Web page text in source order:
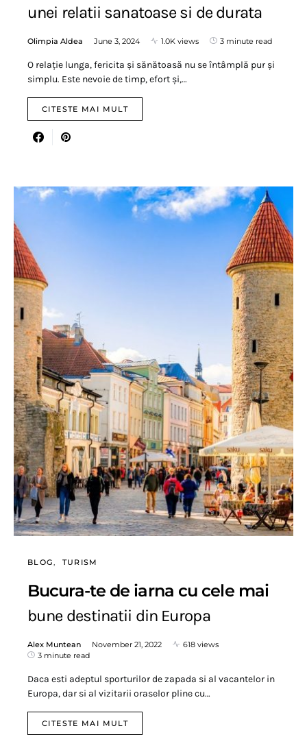
unei relatii sanatoase si de durata
Olimpia Aldea June 3, 2024 1.0K views 3 minute read
O relație lunga, fericita și sănătoasă nu se întâmplă pur și
simplu. Este nevoie de timp, efort și,…
CITESTE MAI MULT
BLOG TURISM
Bucura-te de iarna cu cele mai
bune destinatii din Europa
Alex Muntean November 21, 2022
618 views
3 minute read
Daca esti adeptul sporturilor de zapada si al vacantelor in
Europa, dar si al vizitarii oraselor pline cu…
CITESTE MAI MULT